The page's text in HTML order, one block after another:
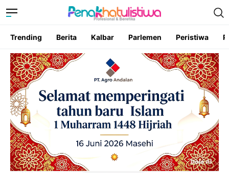
Trending Berita Kalbar Parlemen Peristiwa